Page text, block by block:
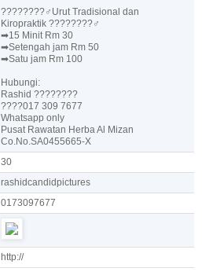
????????♂Urut Tradisional dan
Kiropraktik ????????♂
➡15 Minit Rm 30
➡Setengah jam Rm 50
➡Satu jam Rm 100
Hubungi:
Rashid ????????
????017 309 7677
Whatsapp only
Pusat Rawatan Herba Al Mizan
Co.No.SA0455665-X
30
rashidcandidpictures
0173097677
http://